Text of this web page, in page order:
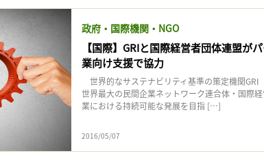
政府・国際機関・NGO
【国際】GRIと国際経営者団体連盟が
業向け支援で協力
世界的なサステナビリティ基準の策定機関
世界最大の民間企業ネットワーク連合体・国際
業における持続可能な発展を目指 […]
2016/05/07